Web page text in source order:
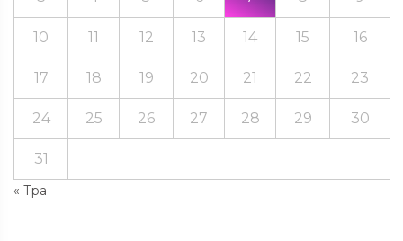
« Тра
10 11 12 13 14 15 16
17 18 19 20 21 22 23
24 25 26 27 28 29 30
31